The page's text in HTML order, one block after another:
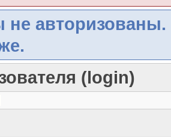
не авторизованы.
(login)